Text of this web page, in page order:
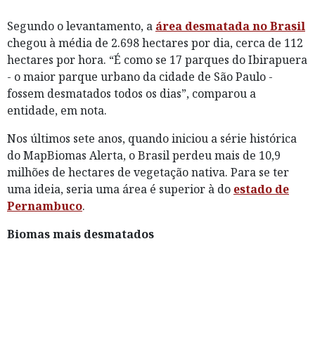
Segundo o levantamento, a área desmatada no Brasil
chegou à média de 2.698 hectares por dia, cerca de 112
hectares por hora. “É como se 17 parques do Ibirapuera
- o maior parque urbano da cidade de São Paulo -
fossem desmatados todos os dias”, comparou a
entidade, em nota.
Nos últimos sete anos, quando iniciou a série histórica
do MapBiomas Alerta, o Brasil perdeu mais de 10,9
milhões de hectares de vegetação nativa. Para se ter
uma ideia, seria uma área é superior à do estado de
Pernambuco.
Biomas mais desmatados